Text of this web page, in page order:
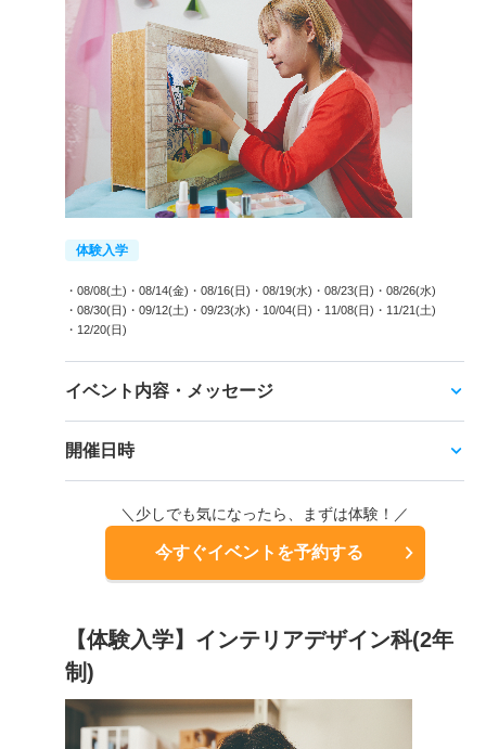
体験入学
・08/08(土) ・08/14(金) ・08/16(日) ・08/19(水) ・08/23(日) ・08/26(水)
・08/30(日) ・09/12(土) ・09/23(水) ・10/04(日) ・11/08(日) ・11/21(土)
・12/20(日)
イベント内容・メッセージ
開催日時
＼少しでも気になったら、まずは体験！／
今すぐイベントを予約する
【体験入学】インテリアデザイン科(2年
制)